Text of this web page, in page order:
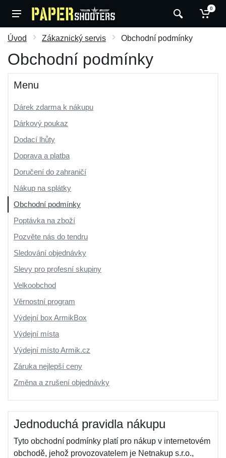
0
Úvod Zákaznický servis Obchodní podmínky
Obchodní podmínky
Menu
Dárek zdarma k nákupu
Dárkový poukaz
Dodací lhůty
Doprava a platba
Doručení do zahraničí
Nákup na splátky
Obchodní podmínky
Poptávka na zboží
Pozvěte nás do tendru
Sledování objednávky
Slevy pro profesní skupiny
Velkoobchod
Věrnostní program
Výdejní box ArmikBox
Výdejní místa
Výdejní místo Armik.cz
Záruka nejlepší ceny
Změna a zrušení objednávky
Jednoduchá pravidla nákupu
Tyto obchodní podmínky platí pro nákup v internetovém
obchodě, jehož provozovatelem je Netnakup s.r.o.,